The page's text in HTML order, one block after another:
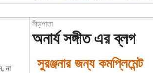
না
নীড়পাতা
অনার্য সঙ্গীত এর ব্লগ
সুরঞ্জনার জন্য কমপ্লিমেন্ট